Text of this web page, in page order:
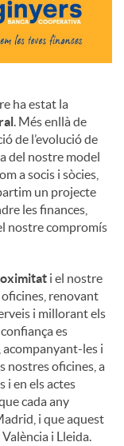
ha estat la
. Més enllà de
de l’evolució de
del nostre model
a socis i sòcies,
un projecte
les finances,
nostre compromís
i el nostre
renovant
i millorant els
es
les i
nostres oficines, a
i en els actes
cada any
i que aquest
i Lleida.